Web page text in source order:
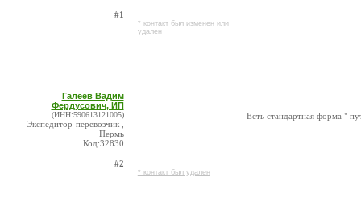
#1
* контакт был изменен или
удален
Галеев Вадим
Фердусович, ИП
(ИНН:590613121005)
Экспедитор-перевозчик ,
Пермь
Код:32830
#2
* контакт был удален
Есть стандартная форма "